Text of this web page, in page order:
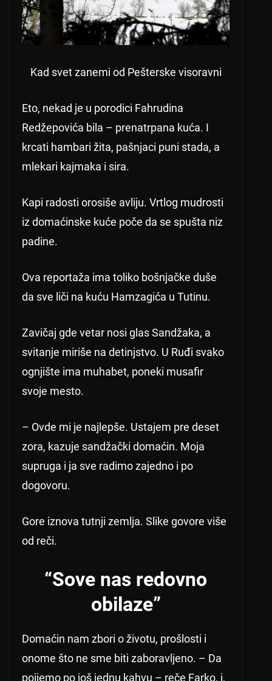
Kad svet zanemi od Pešterske visoravni
Eto, nekad je u porodici Fahrudina
Redžepovića bila – prenatrpana kuća. I
krcati hambari žita, pašnjaci puni stada, a
mlekari kajmaka i sira.
Kapi radosti orosiše avliju. Vrtlog mudrosti
iz domaćinske kuće poče da se spušta niz
padine.
Ova reportaža ima toliko bošnjačke duše
da sve liči na kuću Hamzagića u Tutinu.
Zavičaj gde vetar nosi glas Sandžaka, a
svitanje miriše na detinjstvo. U Ruđi svako
ognjište ima muhabet, poneki musafir
svoje mesto.
– Ovde mi je najlepše. Ustajem pre deset
zora, kazuje sandžački domaćin. Moja
supruga i ja sve radimo zajedno i po
dogovoru.
Gore iznova tutnji zemlja. Slike govore više
od reči.
“Sove nas redovno
obilaze”
Domaćin nam zbori o životu, prošlosti i
onome što ne sme biti zaboravljeno. – Da
poijemo po još jednu kahvu – reče Farko, i,